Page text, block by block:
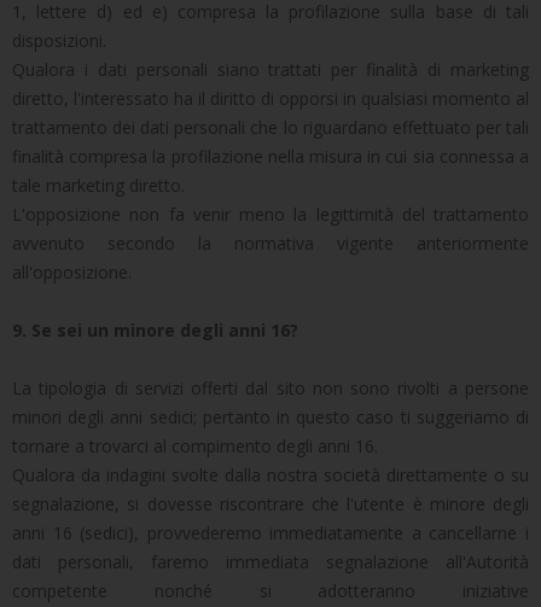
1, lettere d) ed e) compresa la profilazione sulla base di tali
disposizioni.
Qualora i dati personali siano trattati per finalità di marketing
diretto, l'interessato ha il diritto di opporsi in qualsiasi momento al
trattamento dei dati personali che lo riguardano effettuato per tali
finalità compresa la profilazione nella misura in cui sia connessa a
tale marketing diretto.
L'opposizione non fa venir meno la legittimità del trattamento
avvenuto secondo la normativa vigente anteriormente
all'opposizione.
9. Se sei un minore degli anni 16?
La tipologia di servizi offerti dal sito non sono rivolti a persone
minori degli anni sedici; pertanto in questo caso ti suggeriamo di
tornare a trovarci al compimento degli anni 16.
Qualora da indagini svolte dalla nostra società direttamente o su
segnalazione, si dovesse riscontrare che l'utente è minore degli
anni 16 (sedici), provvederemo immediatamente a cancellarne i
dati personali, faremo immediata segnalazione all'Autorità
competente nonché si adotteranno iniziative